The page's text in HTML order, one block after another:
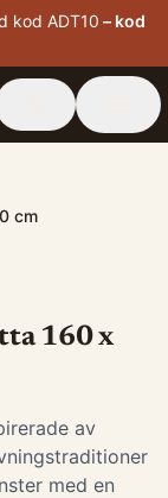
kod ADT10 – kod
cm
160 x
av
med en